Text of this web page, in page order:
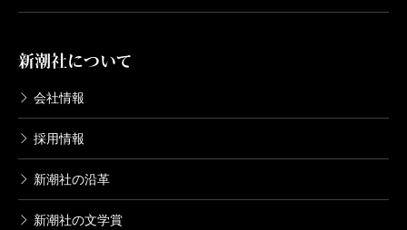
新潮社について
会社情報
採用情報
新潮社の沿革
新潮社の文学賞